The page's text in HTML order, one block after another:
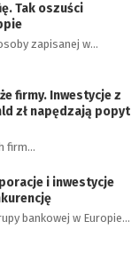
Tak oszuści
zapisanej w…
firmy. Inwestycje z
zł napędzają popyt
firm…
i inwestycje
bankowej w Europie…